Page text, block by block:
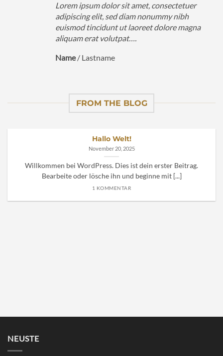
Lorem ipsum dolor sit amet, consectetuer
adipiscing elit, sed diam nonummy nibh
euismod tincidunt ut laoreet dolore magna
aliquam erat volutpat….
Name / Lastname
FROM THE BLOG
Hallo Welt!
November 20, 2025
Willkommen bei WordPress. Dies ist dein erster Beitrag.
Bearbeite oder lösche ihn und beginne mit [...]
1 KOMMENTAR
NEUSTE